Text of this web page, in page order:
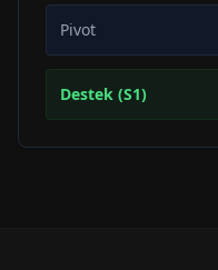
Pivot
Destek (S1)